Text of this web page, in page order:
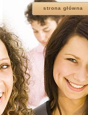
strona główna